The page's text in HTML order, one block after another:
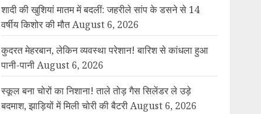
शादी की खुशियां मातम में बदलीं: जहरीले सांप के डसने से 14
वर्षीय किशोर की मौत August 6, 2026
कुदरत मेहरबान, लेकिन व्यवस्था परेशान! बारिश से कांधला हुआ
पानी-पानी August 6, 2026
स्कूल बना चोरों का निशाना! ताले तोड़ गैस सिलेंडर ले उड़े
बदमाश, झाड़ियों में मिली चोरी की बैटरी August 6, 2026